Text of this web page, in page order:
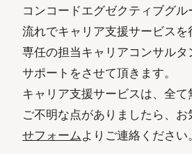
コンコードエグゼクティブグ
流れでキャリア支援サービスを
専任の担当キャリアコンサルタ
サポートをさせて頂きます。
キャリア支援サービスは、全て
ご不明な点がありましたら、お
せフォームよりご連絡ください